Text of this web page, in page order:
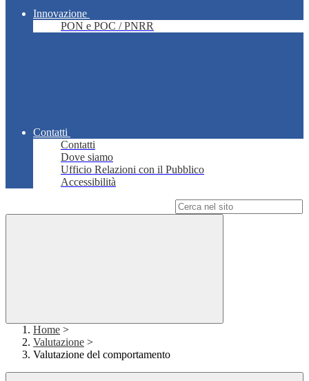
Innovazione
PON e POC / PNRR
Contatti
Contatti
Dove siamo
Ufficio Relazioni con il Pubblico
Accessibilità
Home >
Valutazione >
Valutazione del comportamento